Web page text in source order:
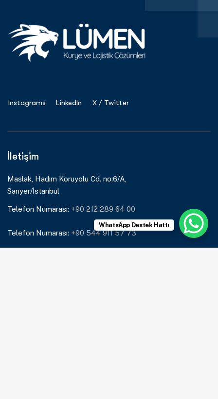
Instagrams LinkedIn X / Twitter
İletişim
Maslak, Hadım Koruyolu Cd. no:6/A,
Sarıyer/İstanbul
Telefon Numarası: +90 212 289 64 00
Telefon Numarası: +90 544 911 57 73
WhatsApp Destek Hattı